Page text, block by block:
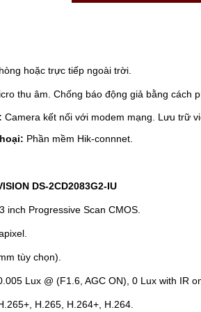
hoặc trực tiếp ngoài trời.
thu âm. Chống báo động giả bằng cách
Camera kết nối với modem mạng. Lưu trữ
Phần mềm Hik-connnet.
DS-2CD2083G2-IU
inch Progressive Scan CMOS.
tùy chọn).
Lux @ (F1.6, AGC ON), 0 Lux with IR
H.265, H.264+, H.264.